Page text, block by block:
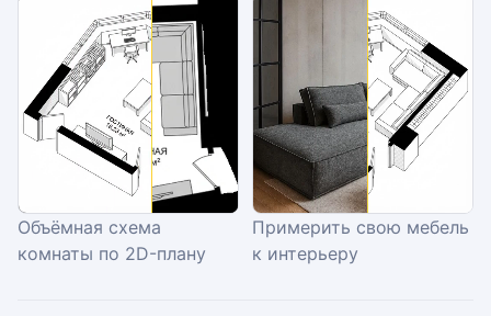
Объёмная схема
комнаты по 2D-плану
Примерить свою мебель
к интерьеру